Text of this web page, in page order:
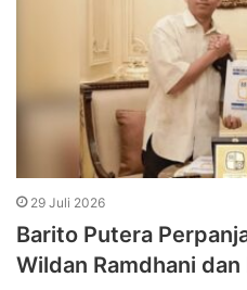
29 Juli 2026
Barito Putera
Wildan Ramdhani